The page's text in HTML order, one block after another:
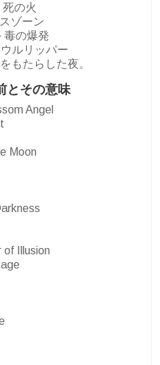
死の火
ゾーン
毒の爆発
ルリッパー
もたらした夜。
とその意味
Angel
Moon
of Illusion